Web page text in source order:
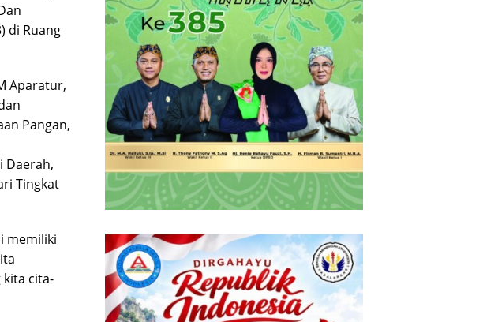
di Ruang
Aparatur,
Pangan,
Daerah,
Tingkat
memiliki
cita-